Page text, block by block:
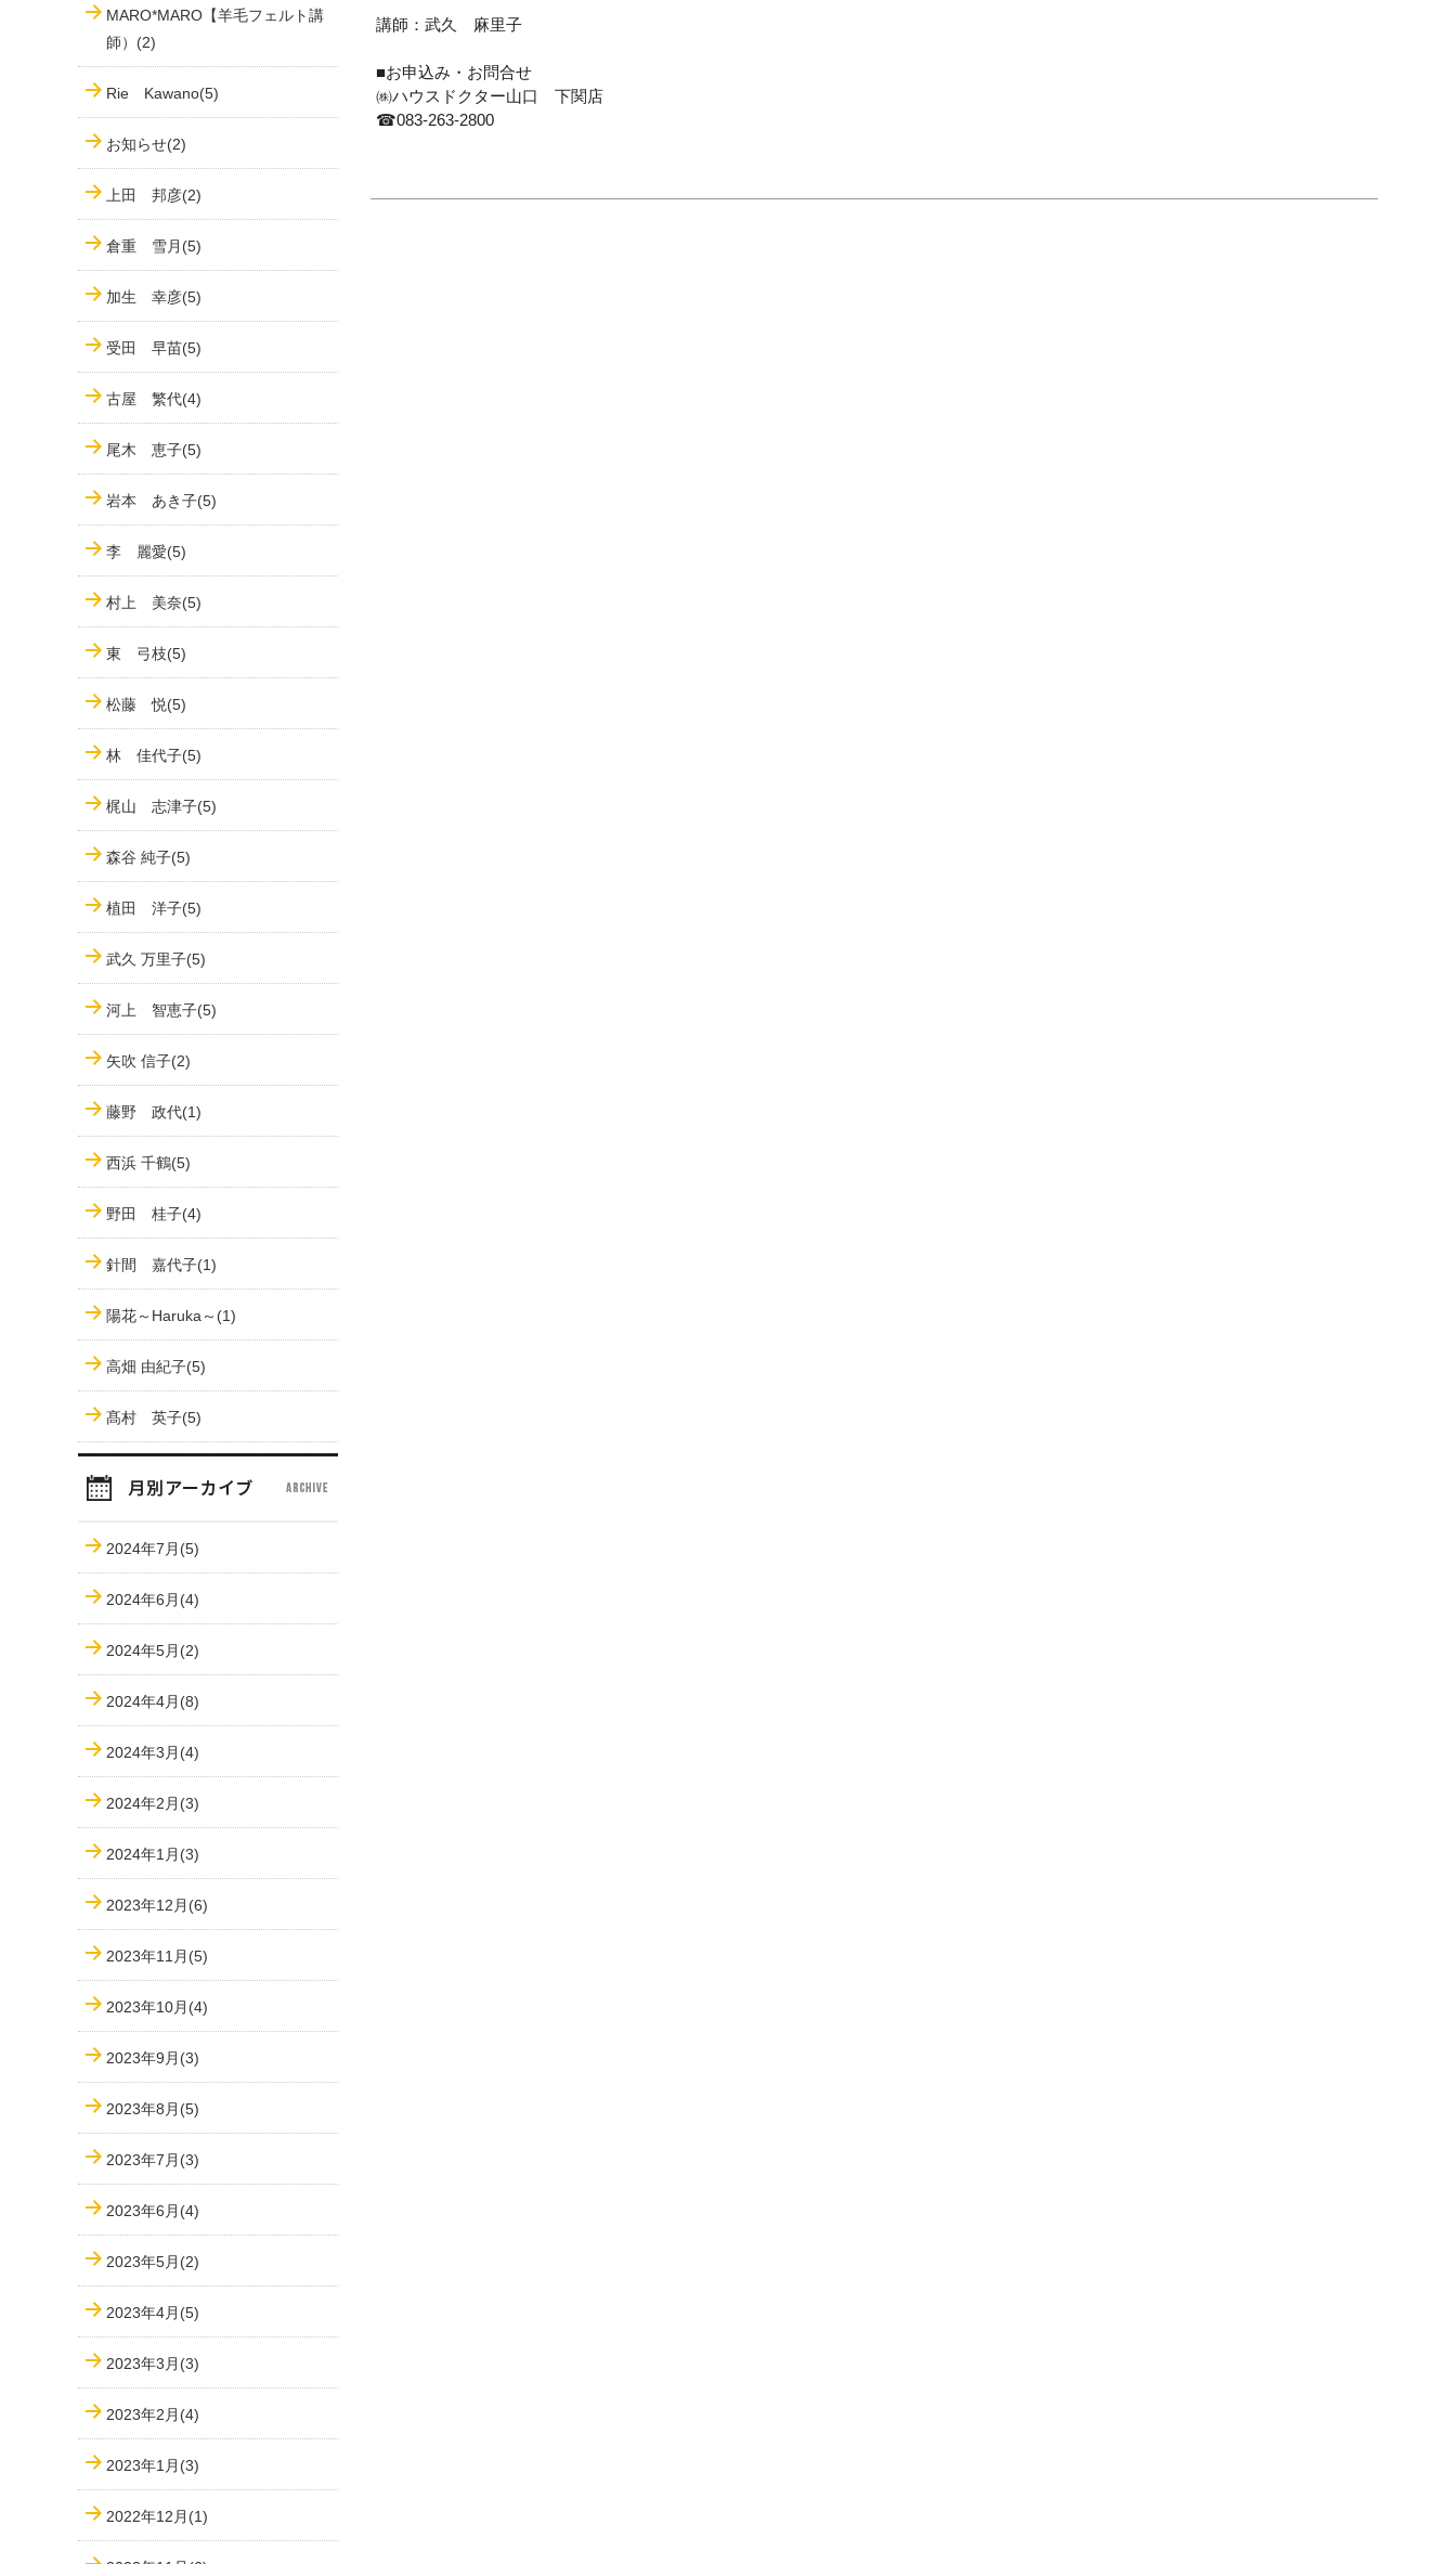
講師：武久 麻里子
■お申込み・お問合せ
㈱ハウスドクター山口 下関店
☎083-263-2800
MARO*MARO【羊毛フェルト講
師）(2)
Rie Kawano(5)
お知らせ(2)
上田 邦彦(2)
倉重 雪月(5)
加生 幸彦(5)
受田 早苗(5)
古屋 繁代(4)
尾木 恵子(5)
岩本 あき子(5)
李 麗愛(5)
村上 美奈(5)
東 弓枝(5)
松藤 悦(5)
林 佳代子(5)
梶山 志津子(5)
森谷 純子(5)
植田 洋子(5)
武久 万里子(5)
河上 智恵子(5)
矢吹 信子(2)
藤野 政代(1)
西浜 千鶴(5)
野田 桂子(4)
針間 嘉代子(1)
陽花～Haruka～(1)
高畑 由紀子(5)
髙村 英子(5)
2024年7月(5)
2024年6月(4)
2024年5月(2)
2024年4月(8)
2024年3月(4)
2024年2月(3)
2024年1月(3)
2023年12月(6)
2023年11月(5)
2023年10月(4)
2023年9月(3)
2023年8月(5)
2023年7月(3)
2023年6月(4)
2023年5月(2)
2023年4月(5)
2023年3月(3)
2023年2月(4)
2023年1月(3)
2022年12月(1)